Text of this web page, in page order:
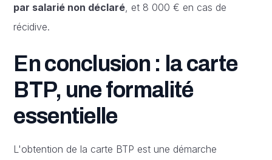
par salarié non déclaré , et 8 000 € en cas de
récidive.
En conclusion : la carte
BTP, une formalité
essentielle
L'obtention de la carte BTP est une démarche